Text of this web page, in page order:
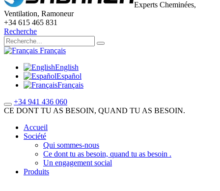
Experts Cheminées,
Ventilation, Ramoneur
+34 615 465 831
Recherche
Français
English
Español
Français
+34 941 436 060
CE DONT TU AS BESOIN, QUAND TU AS BESOIN.
Accueil
Société
Qui sommes-nous
Ce dont tu as besoin, quand tu as besoin .
Un engagement social
Produits